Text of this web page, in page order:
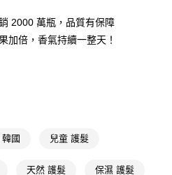
、不需儲值。
付款。
2000 萬瓶，品質有保障
加倍，香氣持續一整天！
國 兒童 護髮
天然 護髮 保濕 護髮